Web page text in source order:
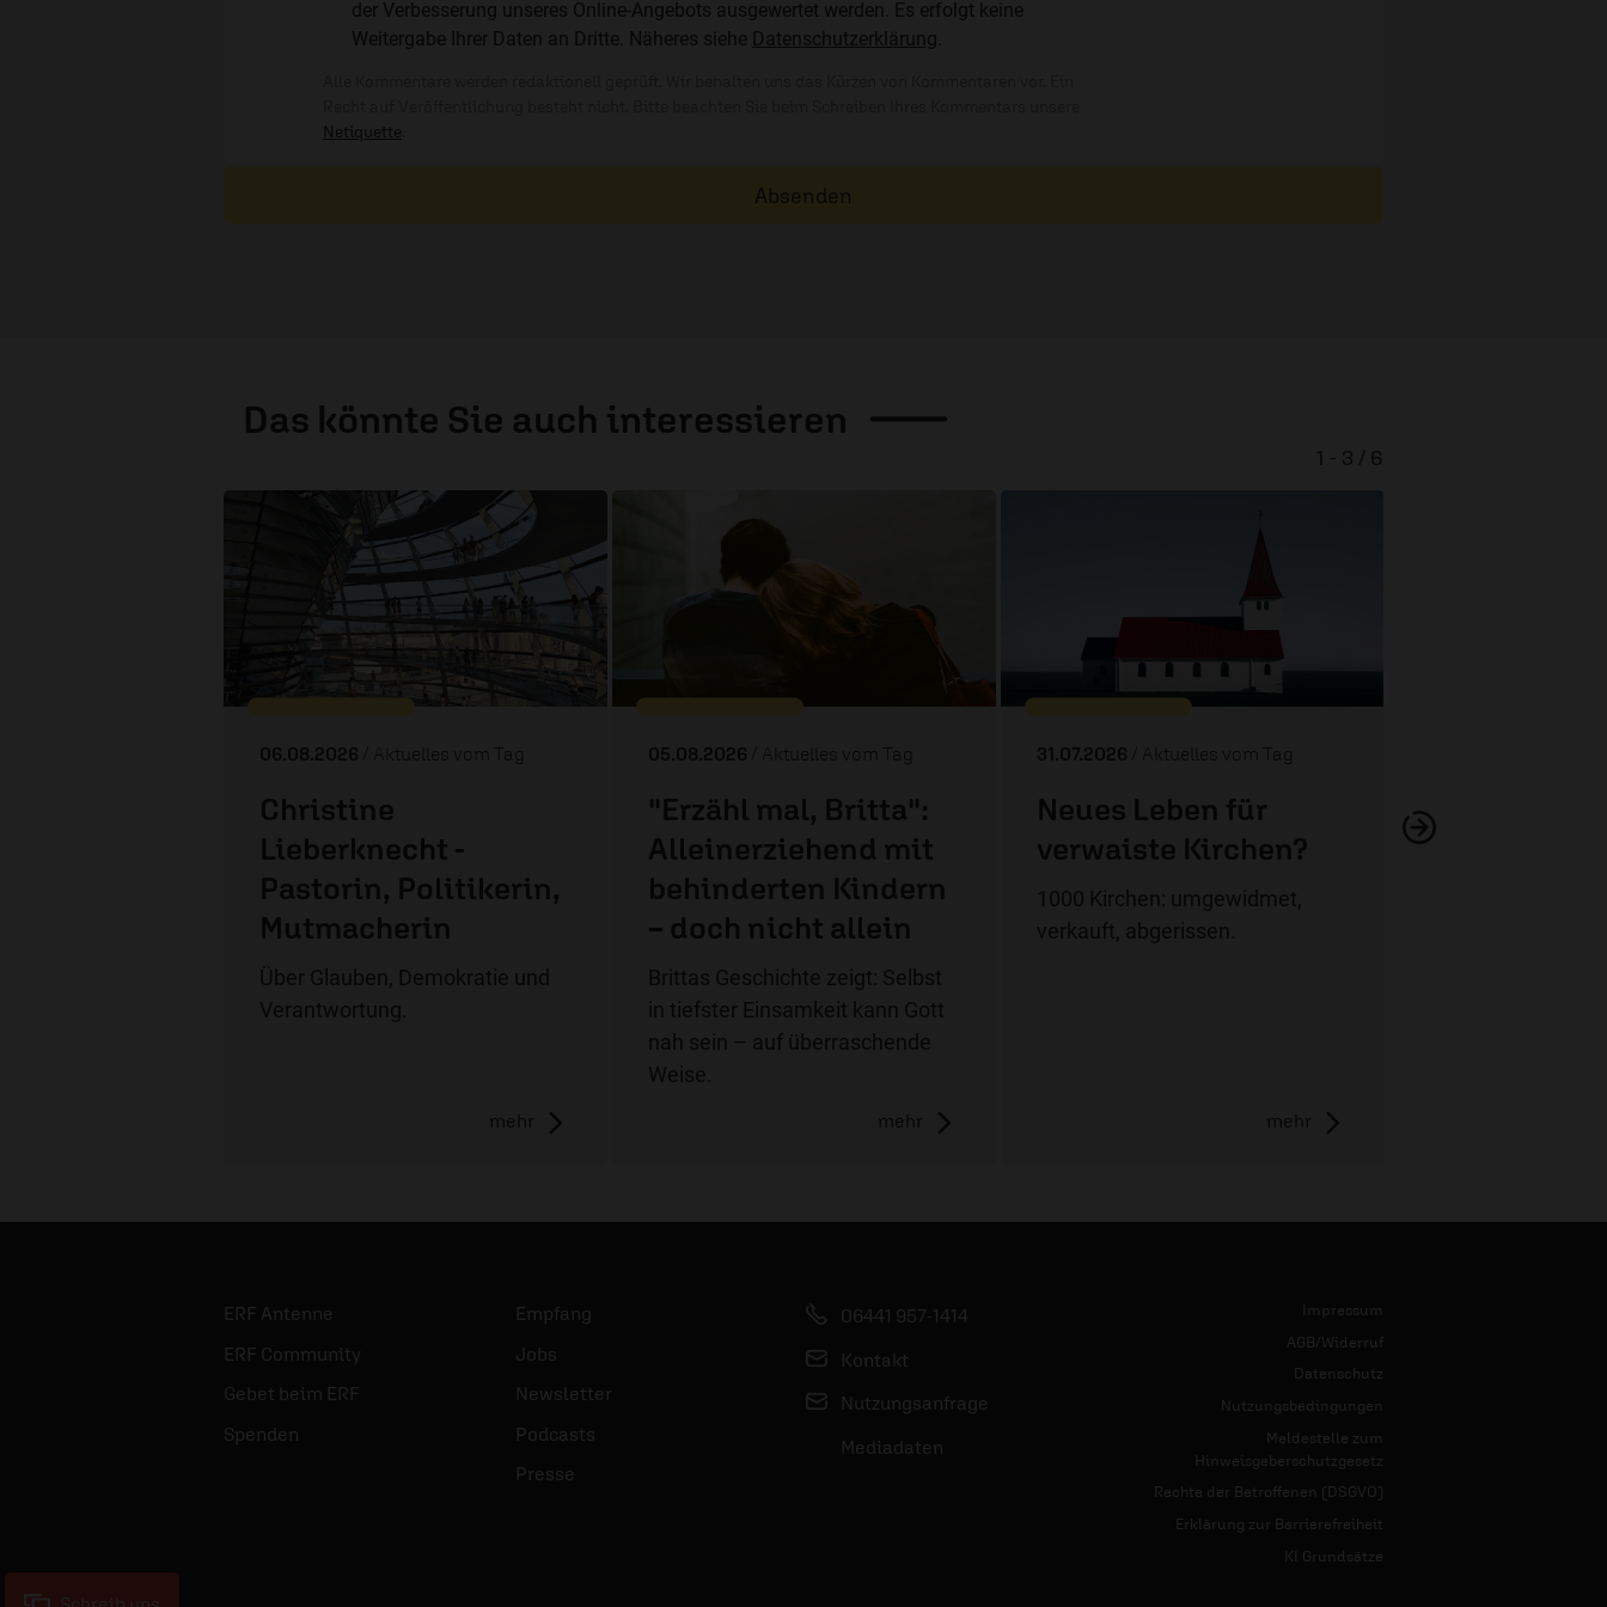
der Verbesserung unseres Online-Angebots ausgewertet werden. Es erfolgt keine
Weitergabe Ihrer Daten an Dritte. Näheres siehe Datenschutzerklärung
Netiquette
Absenden
Das könnte Sie auch interessieren
06.08.2026 / Aktuelles vom Tag
Christine
Lieberknecht -
Pastorin, Politikerin,
Mutmacherin
Über Glauben, Demokratie und
Verantwortung.
mehr
05.08.2026 / Aktuelles vom Tag
"Erzähl mal, Britta":
Alleinerziehend mit
behinderten Kindern
– doch nicht allein
Brittas Geschichte zeigt: Selbst
in tiefster Einsamkeit kann Gott
nah sein – auf überraschende
Weise.
mehr
31.07.2026 / Aktuelles vom Tag
Neues Leben für
verwaiste Kirchen?
1000 Kirchen: umgewidmet,
verkauft, abgerissen.
mehr
1 - 3 / 6
ERF Antenne
ERF Community
Gebet beim ERF
Spenden
Empfang
Jobs
Newsletter
Podcasts
Presse
06441 957-1414
Kontakt
Nutzungsanfrage
Mediadaten
Impressum
AGB/Widerruf
Datenschutz
Nutzungsbedingungen
Meldestelle zum
Hinweisgeberschutzgesetz
Rechte der Betroffenen (DSGVO)
Erklärung zur Barrierefreiheit
KI Grundsätze